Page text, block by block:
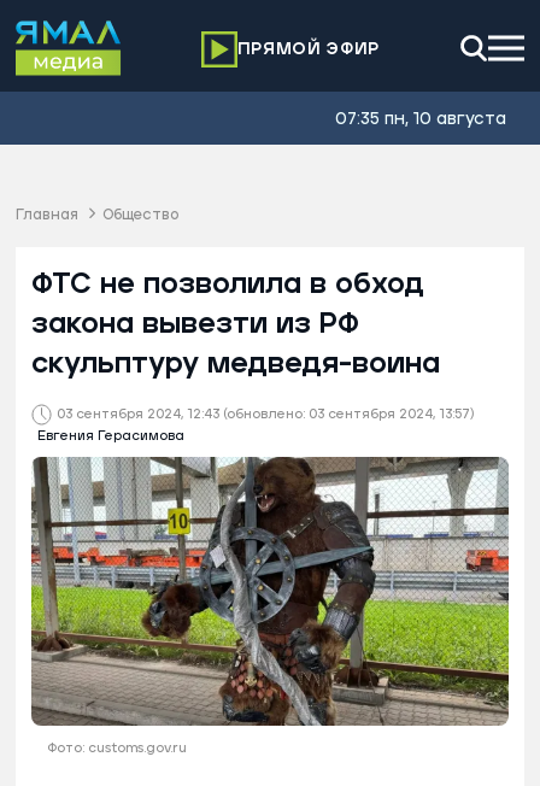
ПРЯМОЙ ЭФИР
07:35 пн, 10 августа
Главная Общество
03 сентября 2024, 12:43 (обновлено: 03 сентября 2024, 13:57)
Евгения Герасимова
ФТС не позволила в обход
закона вывезти из РФ
скульптуру медведя-воина
Фото: customs.gov.ru